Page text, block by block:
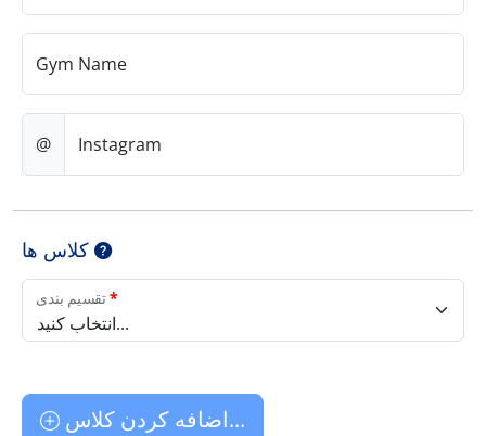
Gym Name
@ Instagram
انتخاب کنید...
تقسیم بندی*
اضافه کردن کلاس...